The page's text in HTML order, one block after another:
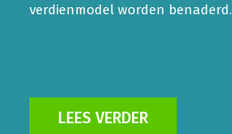
verdienmodel worden benaderd.
LEES VERDER